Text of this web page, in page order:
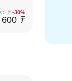
₸ -30%
600 ₸